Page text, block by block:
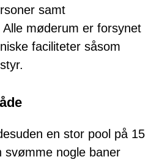
samt
møderum er forsynet
faciliteter såsom
en stor pool på 15
svømme nogle baner